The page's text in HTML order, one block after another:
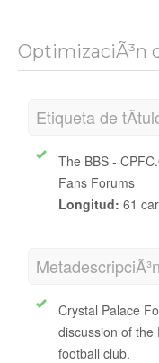
OptimizaciÃ³n
Etiqueta de
The BBS -
Fans Forums
Longitud: 61
MetadescripciÃ³n
Crystal Palace
discussion of the
football club.